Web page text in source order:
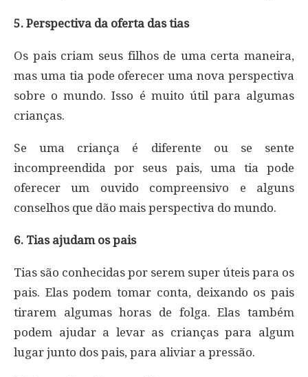
5. Perspectiva da oferta das tias
Os pais criam seus filhos de uma certa maneira,
mas uma tia pode oferecer uma nova perspectiva
sobre o mundo. Isso é muito útil para algumas
crianças.
Se uma criança é diferente ou se sente
incompreendida por seus pais, uma tia pode
oferecer um ouvido compreensivo e alguns
conselhos que dão mais perspectiva do mundo.
6. Tias ajudam os pais
Tias são conhecidas por serem super úteis para os
pais. Elas podem tomar conta, deixando os pais
tirarem algumas horas de folga. Elas também
podem ajudar a levar as crianças para algum
lugar junto dos pais, para aliviar a pressão.